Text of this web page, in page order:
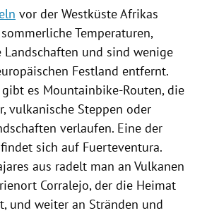
vor der Westküste Afrikas
Temperaturen,
Landschaften und sind wenige
Festland entfernt.
es Mountainbike-Routen, die
vulkanische Steppen oder
verlaufen. Eine der
sich auf Fuerteventura.
aus radelt man an Vulkanen
Corralejo, der die Heimat
und weiter an Stränden und